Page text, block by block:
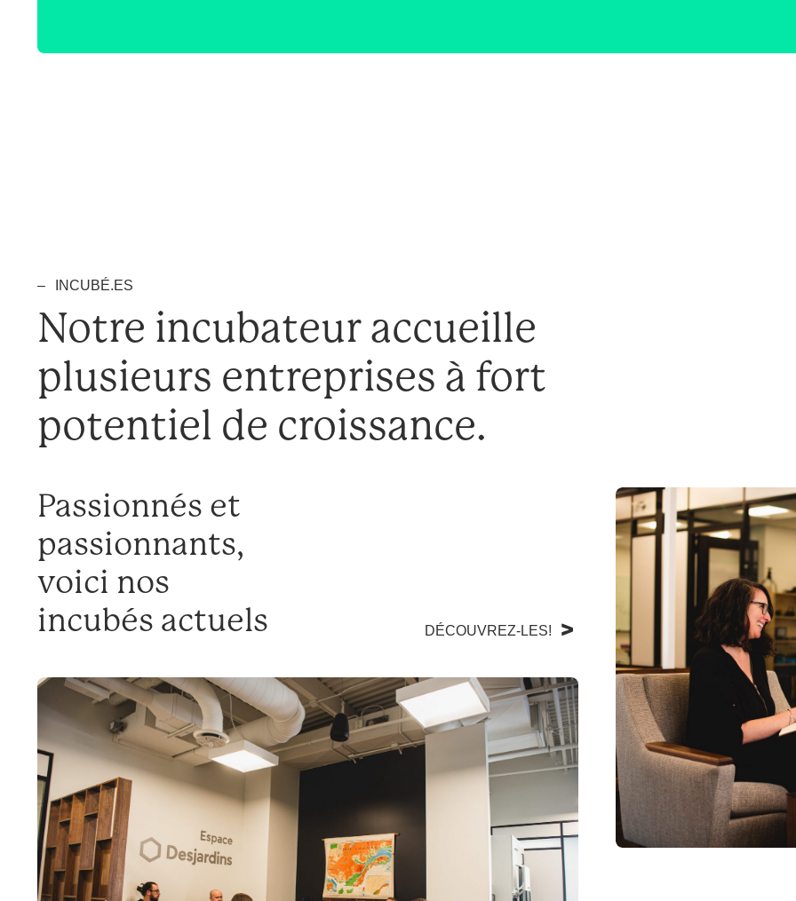
INCUBÉ.ES
Notre incubateur accueille
plusieurs entreprises à fort
potentiel de croissance.
Passionnés et
passionnants,
voici nos
incubés actuels
DÉCOUVREZ-LES!